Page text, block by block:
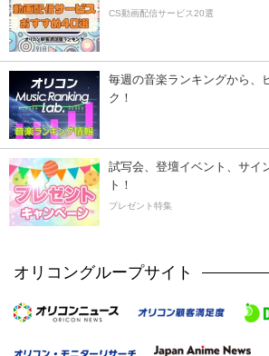
CS動画配信サービス20選
毎週の音楽ランキングから、
ク！
試写会、登壇イベント、サイ
ト！
プレゼント特集
オリコングループサイト